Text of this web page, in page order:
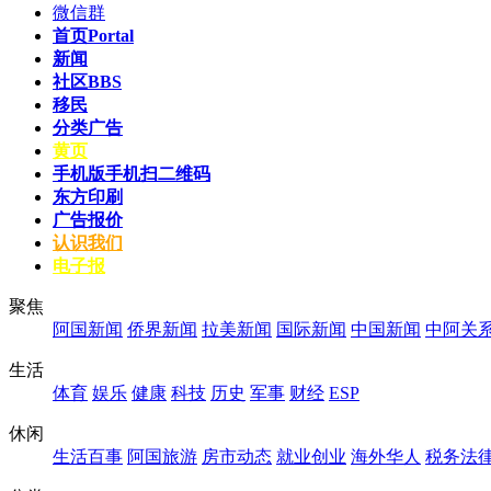
微信群
首页Portal
新闻
社区BBS
移民
分类广告
黄页
手机版手机扫二维码
东方印刷
广告报价
认识我们
电子报
聚焦
阿国新闻 侨界新闻 拉美新闻 国际新闻 中国新闻 中阿关
生活
体育 娱乐 健康 科技 历史 军事 财经 ESP
休闲
生活百事 阿国旅游 房市动态 就业创业 海外华人 税务法